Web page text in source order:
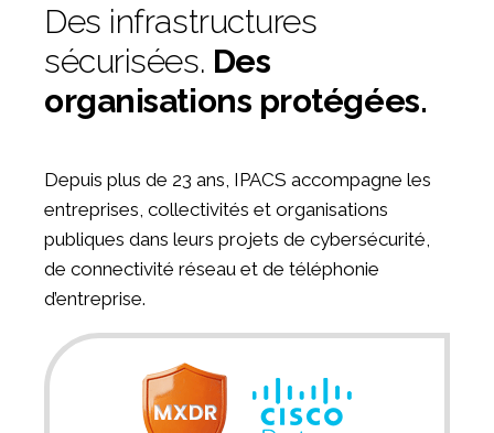
Des infrastructures
sécurisées. Des
organisations protégées.
Depuis plus de 23 ans, IPACS accompagne les
entreprises, collectivités et organisations
publiques dans leurs projets de cybersécurité,
de connectivité réseau et de téléphonie
d’entreprise.